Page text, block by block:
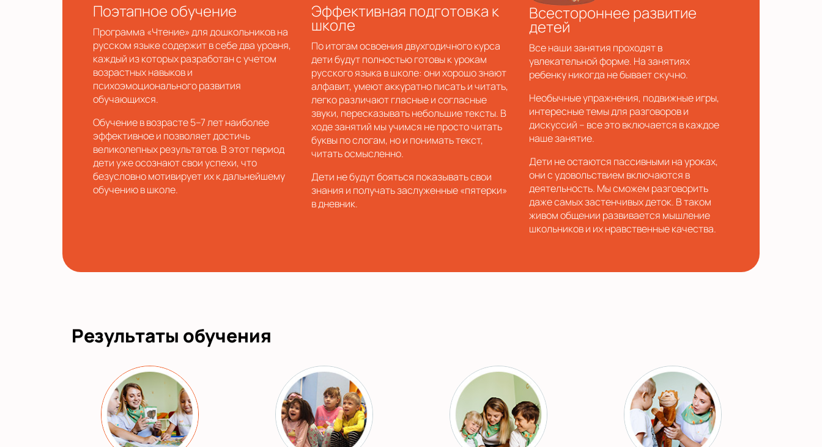
Поэтапное обучение
Программа «Чтение» для дошкольников на
русском языке содержит в себе два уровня,
каждый из которых разработан с учетом
возрастных навыков и
психоэмоционального развития
обучающихся.
Обучение в возрасте 5–7 лет наиболее
эффективное и позволяет достичь
великолепных результатов. В этот период
дети уже осознают свои успехи, что
безусловно мотивирует их к дальнейшему
обучению в школе.
Эффективная подготовка к
школе
По итогам освоения двухгодичного курса
дети будут полностью готовы к урокам
русского языка в школе: они хорошо знают
алфавит, умеют аккуратно писать и читать,
легко различают гласные и согласные
звуки, пересказывать небольшие тексты. В
ходе занятий мы учимся не просто читать
буквы по слогам, но и понимать текст,
читать осмысленно.
Дети не будут бояться показывать свои
знания и получать заслуженные «пятерки»
в дневник.
Всестороннее развитие
детей
Все наши занятия проходят в
увлекательной форме. На занятиях
ребенку никогда не бывает скучно.
Необычные упражнения, подвижные игры,
интересные темы для разговоров и
дискуссий – все это включается в каждое
наше занятие.
Дети не остаются пассивными на уроках,
они с удовольствием включаются в
деятельность. Мы сможем разговорить
даже самых застенчивых деток. В таком
живом общении развивается мышление
школьников и их нравственные качества.
Результаты обучения